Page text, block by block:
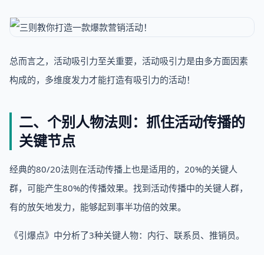
总而言之，活动吸引力至关重要，活动吸引力是由多方面因素
构成的，多维度发力才能打造有吸引力的活动！
二、个别人物法则：抓住活动传播的
关键节点
经典的80/20法则在活动传播上也是适用的，20%的关键人
群，可能产生80%的传播效果。找到活动传播中的关键人群，
有的放矢地发力，能够起到事半功倍的效果。
《引爆点》中分析了3种关键人物：内行、联系员、推销员。